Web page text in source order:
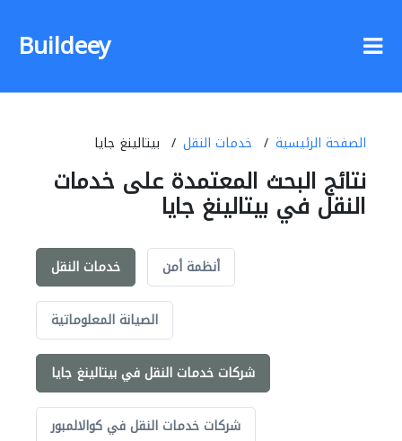
Buildeey
الصفحة الرئيسية خدمات النقل بيتالينغ جايا
نتائج البحث المعتمدة على خدمات
النقل في بيتالينغ جايا
خدمات النقل أنظمة أمن
الصيانة المعلوماتية
شركات خدمات النقل في بيتالينغ جايا
شركات خدمات النقل في كوالالمبور